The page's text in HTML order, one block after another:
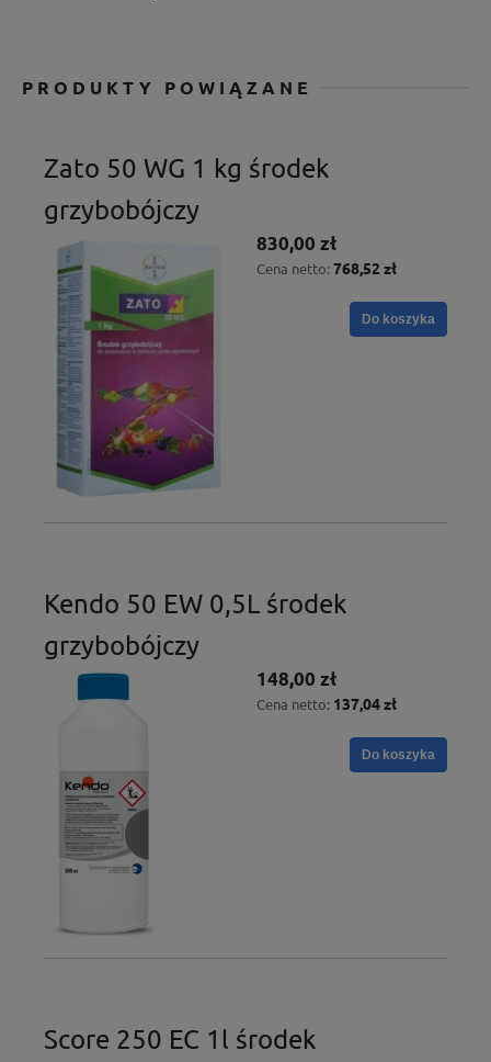
PRODUKTY POWIĄZANE
Zato 50 WG 1 kg środek
grzybobójczy
830,00 zł
Cena netto: 768,52 zł
Do koszyka
Kendo 50 EW 0,5L środek
grzybobójczy
148,00 zł
Cena netto: 137,04 zł
Do koszyka
Score 250 EC 1l środek